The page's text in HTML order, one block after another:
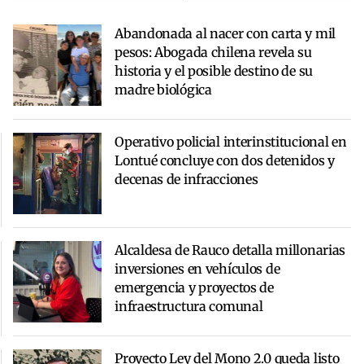
Abandonada al nacer con carta y mil
pesos: Abogada chilena revela su
historia y el posible destino de su
madre biológica
Operativo policial interinstitucional en
Lontué concluye con dos detenidos y
decenas de infracciones
Alcaldesa de Rauco detalla millonarias
inversiones en vehículos de
emergencia y proyectos de
infraestructura comunal
Proyecto Ley del Mono 2.0 queda listo